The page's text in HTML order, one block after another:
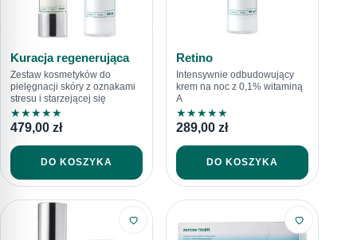
Kuracja regenerująca
Zestaw kosmetyków do
pielęgnacji skóry z oznakami
stresu i starzejącej się
★★★★★
479,00 zł
DO KOSZYKA
Retino
Intensywnie odbudowujący
krem na noc z 0,1% witaminą
A
★★★★★
289,00 zł
DO KOSZYKA